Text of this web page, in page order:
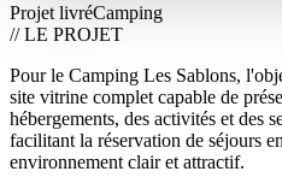
Projet livréCamping
// LE PROJET
Pour le Camping Les Sablons,
site vitrine complet capable de
hébergements, des activités et des
facilitant la réservation de séjours
environnement clair et attractif.